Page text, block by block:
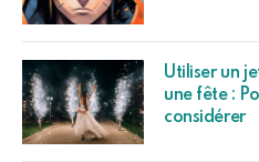
Utiliser un
une fête :
considérer